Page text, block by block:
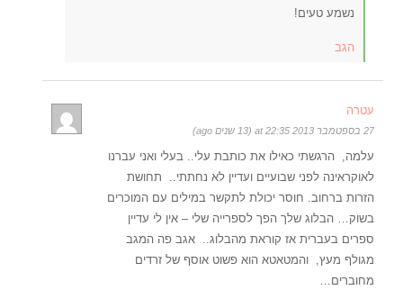
נשמע טעים!
הגב
עטרה
27 בספטמבר 2013 at 22:35 (13 שנים ago)
עלמה, הרגשתי כאילו את כותבת עלי.. בעלי ואני עברנו
לאוקראינה לפני שבועיים ועדיין לא נחתתי.. תחושת
הזרות ברחוב. חוסר יכולת לתקשר במילים עם המוכרים
בשוק… הבלוג שלך הפך לספרייה שלי – אין לי עדיין
ספרים בעברית אז קוראת מהבלוג.. אגב פה המגב
מגולף מעץ, והמטאטא הוא פשוט אוסף של זרדים
מחוברים…